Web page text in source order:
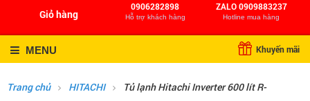
ZALO 0909883237
Hotline mua hàng
0906282898
Hỗ trợ khách hàng
Giỏ hàng
Khuyến mãi
MENU
Trang chủ HITACHI
Tủ lạnh Hitachi Inverter 600 lít R-